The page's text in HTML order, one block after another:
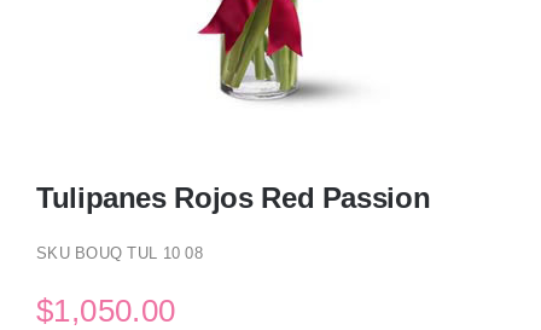
Tulipanes Rojos Red Passion
SKU BOUQ TUL 10 08
$1,050.00